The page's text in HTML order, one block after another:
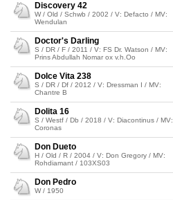
Discovery 42
W / Old / Schwb / 2002 / V: Defacto / MV:
Wendulan
Doctor's Darling
S / DR / F / 2011 / V: FS Dr. Watson / MV:
Prins Abdullah Nomar ox v.h.Oo
Dolce Vita 238
S / DR / Df / 2012 / V: Dressman I / MV:
Chantre B
Dolita 16
S / Westf / Db / 2018 / V: Diacontinus / MV:
Coronas
Don Dueto
H / Old / R / 2004 / V: Don Gregory / MV:
Rohdiamant / 103XS03
Don Pedro
W / 1950